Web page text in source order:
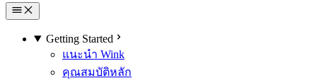
Getting Started
แนะนำ Wink
คุณสมบัติหลัก